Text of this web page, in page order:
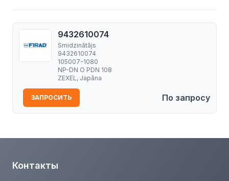
9432610074
Smidzinātājs
9432610074
105007-1080
NP-DN O PDN 108
ZEXEL, Japāna
По запросу
ЗАПРОСИТЬ
Контакты